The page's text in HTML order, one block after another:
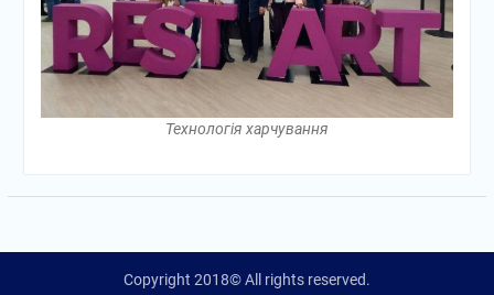
Технологія харчування
Copyright 2018© All rights reserved.